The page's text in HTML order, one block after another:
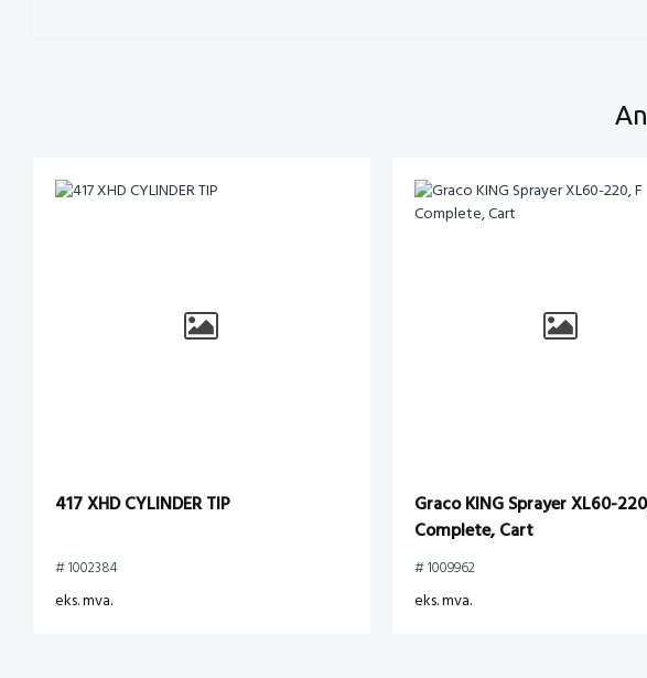
417 XHD CYLINDER TIP
# 1002384
eks. mva.
Graco KING Sprayer XL60-
Complete, Cart
# 1009962
eks. mva.